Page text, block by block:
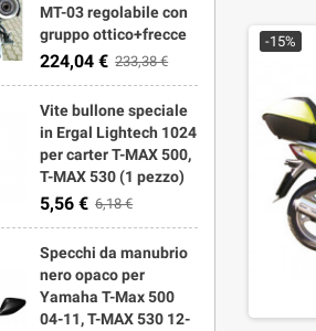
MT-03 regolabile con
gruppo ottico+frecce
224,04 € 233,38 €
Vite bullone speciale
in Ergal Lightech 1024
per carter T-MAX 500,
T-MAX 530 (1 pezzo)
5,56 € 6,18 €
Specchi da manubrio
nero opaco per
Yamaha T-Max 500
04-11, T-MAX 530 12-
-15%